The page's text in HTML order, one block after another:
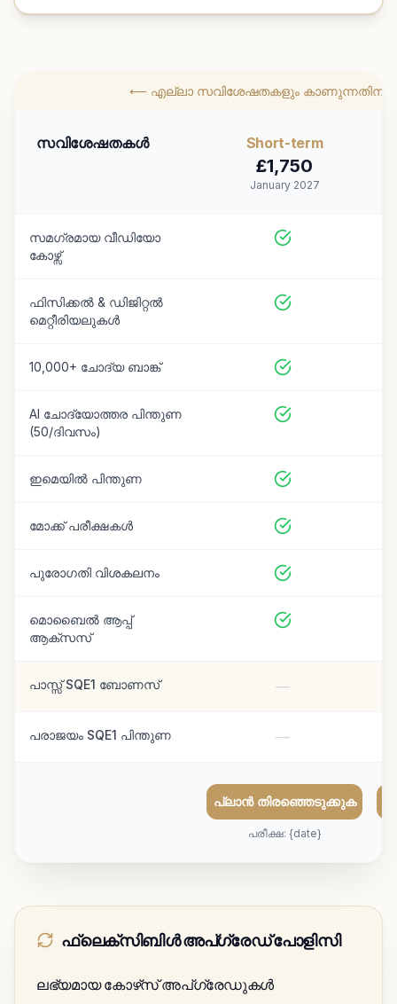
⟵ എല്ലാ സവിശേഷതകളും കാണുന്നതിന്
സവിശേഷതകൾ Short-term
£1,750
January 2027
സമഗ്രമായ വീഡിയോ
കോഴ്സ്
ഫിസിക്കൽ & ഡിജിറ്റൽ
മെറ്റീരിയലുകൾ
10,000+ ചോദ്യ ബാങ്ക്
AI ചോദ്യോത്തര പിന്തുണ
(50/ദിവസം)
ഇമെയിൽ പിന്തുണ
മോക്ക് പരീക്ഷകൾ
പുരോഗതി വിശകലനം
മൊബൈൽ ആപ്പ്
ആക്സസ്
പാസ്സ് SQE1 ബോണസ് —
പരാജയം SQE1 പിന്തുണ —
പ്ലാൻ തിരഞ്ഞെടുക്കുക
പരീക്ഷ: {date}
ഫ്ലെക്സിബിൾ അപ്ഗ്രേഡ് പോളിസി
ലഭ്യമായ കോഴ്‌സ് അപ്‌ഗ്രേഡുകൾ